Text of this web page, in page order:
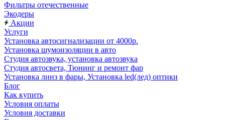
Фильтры отечественные
Экодеры
Акции
Услуги
Установка автосигнализации от 4000р.
Установка шумоизоляции в авто
Студия автозвука, установка автозвука
Студия автосвета, Тюнинг и ремонт фар
Установка линз в фары, Установка led(лед) оптики
Блог
Как купить
Условия оплаты
Условия доставки